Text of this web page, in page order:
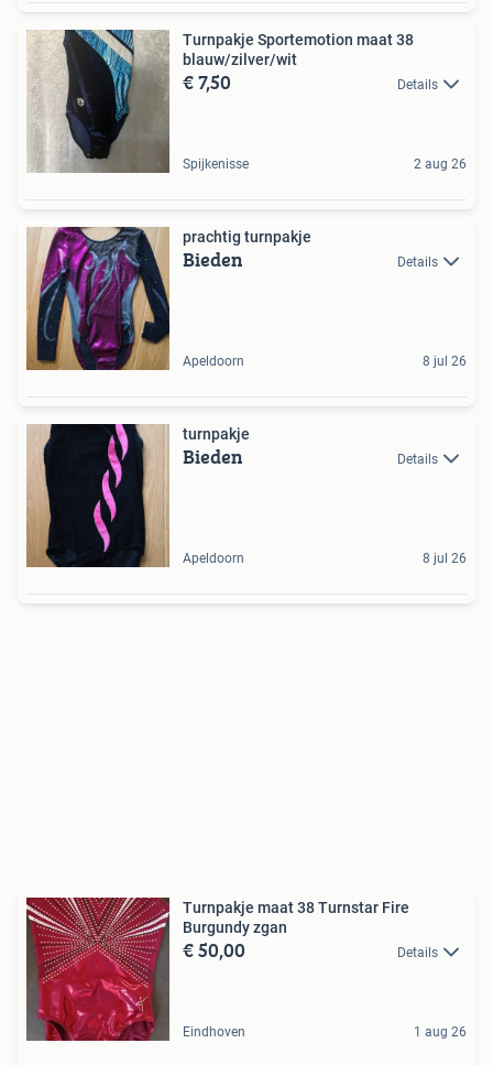
Turnpakje Sportemotion maat 38
blauw/zilver/wit
€ 7,50 Details
Spijkenisse 2 aug 26
prachtig turnpakje
Bieden Details
Apeldoorn 8 jul 26
turnpakje
Bieden Details
Apeldoorn 8 jul 26
Turnpakje maat 38 Turnstar Fire
Burgundy zgan
€ 50,00 Details
Eindhoven 1 aug 26